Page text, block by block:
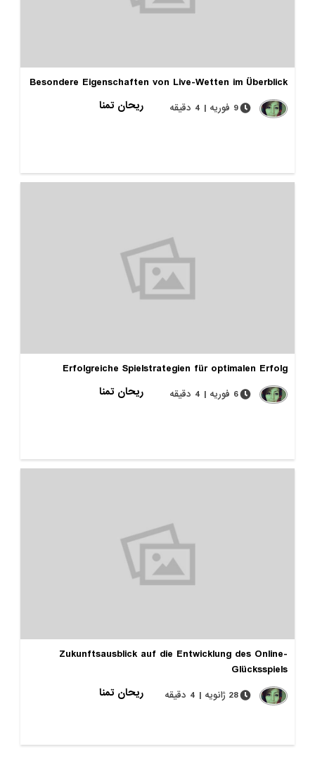
Besondere Eigenschaften von Live-Wetten im Überblick
ریحان تمنا
9 فوریه | 4 دقیقه
Erfolgreiche Spielstrategien für optimalen Erfolg
ریحان تمنا
6 فوریه | 4 دقیقه
Zukunftsausblick auf die Entwicklung des Online-
Glücksspiels
ریحان تمنا
28 ژانویه | 4 دقیقه